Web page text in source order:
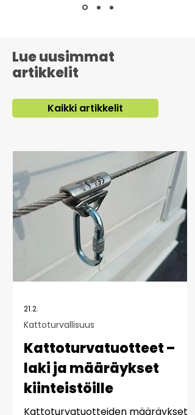
Lue uusimmat
artikkelit
Kaikki artikkelit
Kattoturvatuotteet –
laki ja määräykset
kiinteistöille
Kattoturvatuotteiden määräykset
Kattoturvallisuus
21.2.